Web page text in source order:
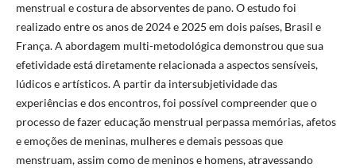
menstrual e costura de absorventes de pano. O estudo foi
realizado entre os anos de 2024 e 2025 em dois países, Brasil e
França. A abordagem multi-metodológica demonstrou que sua
efetividade está diretamente relacionada a aspectos sensíveis,
lúdicos e artísticos. A partir da intersubjetividade das
experiências e dos encontros, foi possível compreender que o
processo de fazer educação menstrual perpassa memórias, afetos
e emoções de meninas, mulheres e demais pessoas que
menstruam, assim como de meninos e homens, atravessando